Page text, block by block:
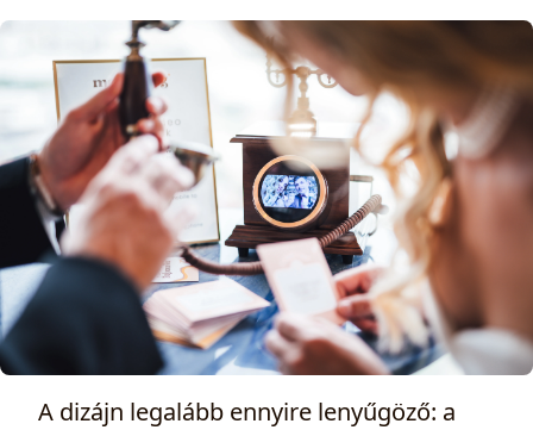
A dizájn legalább ennyire lenyűgöző: a